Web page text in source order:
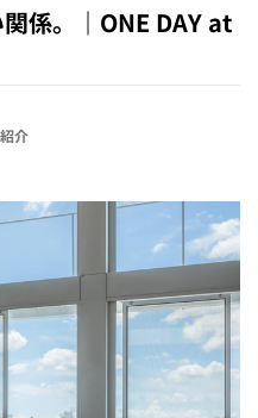
係。｜ONE DAY at
介